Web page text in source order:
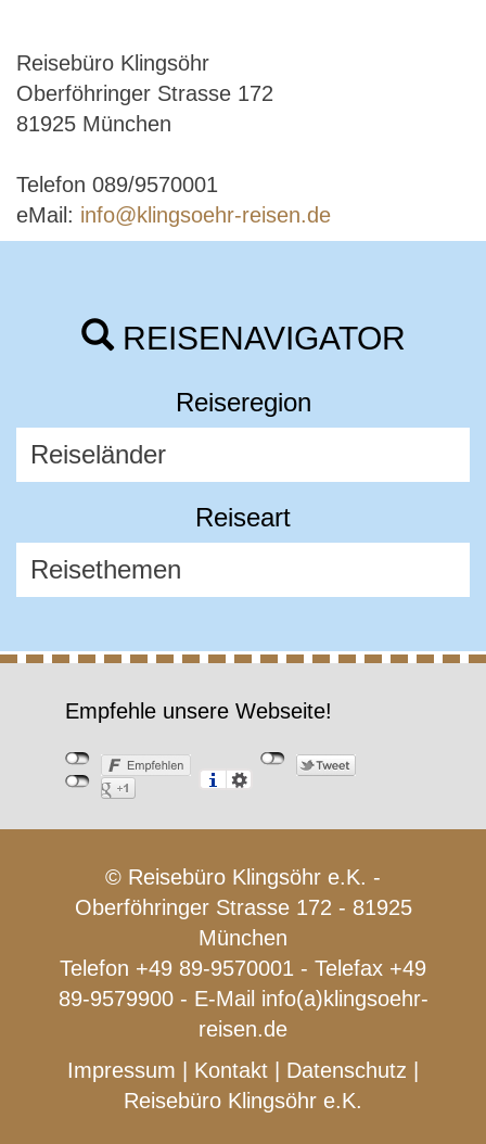
Reisebüro Klingsöhr
Oberföhringer Strasse 172
81925 München
Telefon 089/9570001
eMail: info@klingsoehr-reisen.de
REISENAVIGATOR
Reiseregion
Reiseart
Empfehle unsere Webseite!
© Reisebüro Klingsöhr e.K. -
Oberföhringer Strasse 172 - 81925
München
Telefon +49 89-9570001 - Telefax +49
89-9579900 - E-Mail info(a)klingsoehr-
reisen.de
Impressum
Kontakt Datenschutz
Reisebüro Klingsöhr e.K.